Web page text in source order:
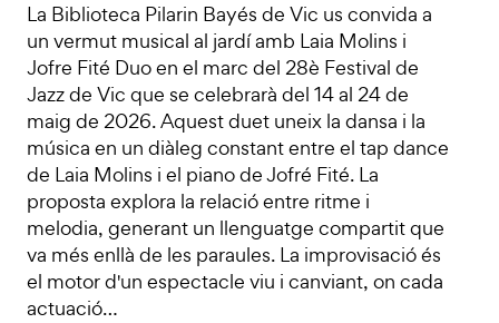
La Biblioteca Pilarin Bayés de Vic us convida a
un vermut musical al jardí amb Laia Molins i
Jofre Fité Duo en el marc del 28è Festival de
Jazz de Vic que se celebrarà del 14 al 24 de
maig de 2026. Aquest duet uneix la dansa i la
música en un diàleg constant entre el tap dance
de Laia Molins i el piano de Jofré Fité. La
proposta explora la relació entre ritme i
melodia, generant un llenguatge compartit que
va més enllà de les paraules. La improvisació és
el motor d'un espectacle viu i canviant, on cada
actuació…